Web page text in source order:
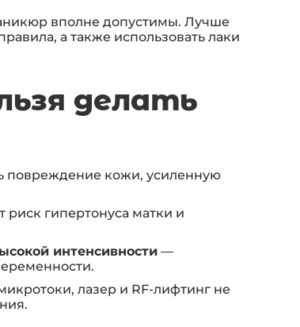
вполне допустимы. Лучше
а также использовать лаки
делать
повреждение кожи, усиленную
гипертонуса матки и
интенсивности —
лазер и RF-лифтинг не